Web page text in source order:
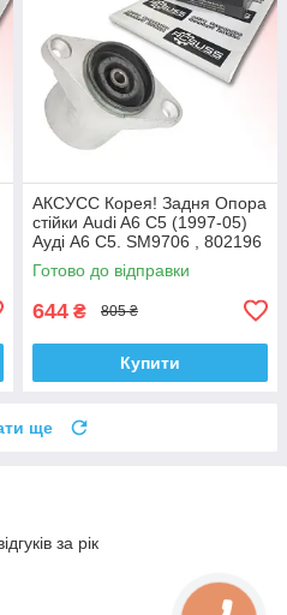
АКСУСС Корея! Задня Опора
стійки Audi A6 C5 (1997-05)
Ауді А6 C5. SM9706 , 802196
, KB957.06 , VKDA40110
Готово до відправки
644 ₴ 805 ₴
Купити
ще
за рік